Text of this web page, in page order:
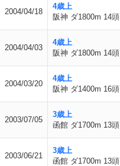
2004/04/18
4歳上
阪神 ダ1800m 14頭
2004/04/03
4歳上
阪神 ダ1800m 14頭
2004/03/20
4歳上
阪神 ダ1400m 16頭
2003/07/05
3歳上
函館 ダ1700m 13頭
2003/06/21
3歳上
函館 ダ1700m 13頭